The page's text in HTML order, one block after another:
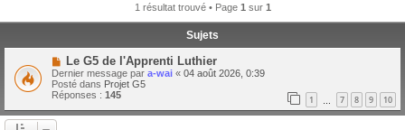
1 résultat trouvé • Page 1 sur 1
Sujets
N
o
u
v
e
a
Le G5 de l'Apprenti Luthier
Dernier message par a-wai « 04 août 2026, 0:39
Posté dans Projet G5
Réponses : 145 1 7 8 9 10